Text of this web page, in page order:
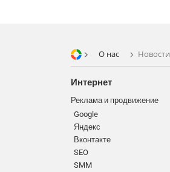
О нас Новости
Интернет
Реклама и продвижение
Google
Яндекс
Вконтакте
SEO
SMM